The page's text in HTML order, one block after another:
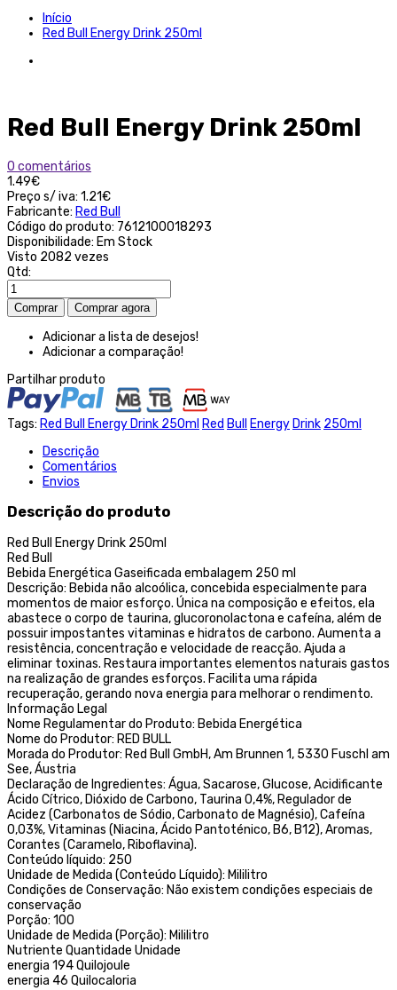
Início
Red Bull Energy Drink 250ml
Red Bull Energy Drink 250ml
0 comentários
1.49€
Preço s/ iva: 1.21€
Fabricante: Red Bull
Código do produto: 7612100018293
Disponibilidade: Em Stock
Visto 2082 vezes
Qtd:
Adicionar a lista de desejos!
Adicionar a comparação!
Partilhar produto
Tags: Red Bull Energy Drink 250ml Red Bull Energy Drink 250ml
Descrição
Comentários
Envios
Descrição do produto
Red Bull Energy Drink 250ml
Red Bull
Bebida Energética Gaseificada embalagem 250 ml
Descrição: Bebida não alcoólica, concebida especialmente para
momentos de maior esforço. Única na composição e efeitos, ela
abastece o corpo de taurina, glucoronolactona e cafeína, além de
possuir impostantes vitaminas e hidratos de carbono. Aumenta a
resistência, concentração e velocidade de reacção. Ajuda a
eliminar toxinas. Restaura importantes elementos naturais gastos
na realização de grandes esforços. Facilita uma rápida
recuperação, gerando nova energia para melhorar o rendimento.
Informação Legal
Nome Regulamentar do Produto: Bebida Energética
Nome do Produtor: RED BULL
Morada do Produtor: Red Bull GmbH, Am Brunnen 1, 5330 Fuschl am
See, Áustria
Declaração de Ingredientes: Água, Sacarose, Glucose, Acidificante
Ácido Cítrico, Dióxido de Carbono, Taurina 0,4%, Regulador de
Acidez (Carbonatos de Sódio, Carbonato de Magnésio), Cafeína
0,03%, Vitaminas (Niacina, Ácido Pantoténico, B6, B12), Aromas,
Corantes (Caramelo, Riboflavina).
Conteúdo líquido: 250
Unidade de Medida (Conteúdo Líquido): Mililitro
Condições de Conservação: Não existem condições especiais de
conservação
Porção: 100
Unidade de Medida (Porção): Mililitro
Nutriente Quantidade Unidade
energia 194 Quilojoule
energia 46 Quilocaloria